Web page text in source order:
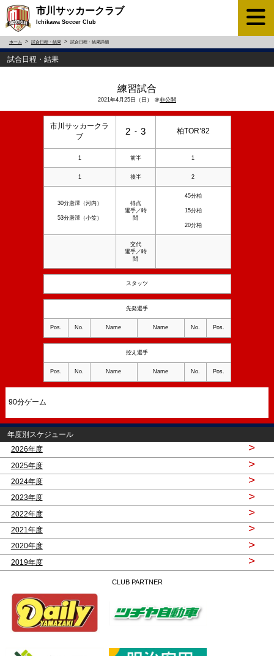
市川サッカークラブ
Ichikawa Soccer Club
ホーム 試合日程・結果 試合日程・結果詳細
試合日程・結果
練習試合
2021年4月25日（日） ＠非公開
市川サッカークラ
ブ
2 - 3 柏TOR’82
1 前半 1
1 後半 2
30分唐澤（河内）
53分唐澤（小笠）
得点
選手／時
間
45分柏
15分柏
20分柏
交代
選手／時
間
スタッツ
先発選手
Pos. No. Name Name No. Pos.
控え選手
Pos. No. Name Name No. Pos.
90分ゲーム
年度別スケジュール
2026年度
>
2025年度 >
2024年度 >
2023年度 >
2022年度 >
2021年度 >
2020年度 >
2019年度 >
CLUB PARTNER